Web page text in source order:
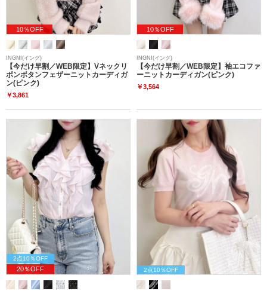
10％OFF
INGNI(イング)
【今だけ早割／WEB限定】Vネックリ
ボンボタンフェザーニットカーディガ
ン(ピンク)
￥3,861
10％OFF
INGNI(イング)
【今だけ早割／WEB限定】袖エコファ
ーニットカーディガン(ピンク)
￥3,564
2点10％OFF
20％OFF 2点10％OFF